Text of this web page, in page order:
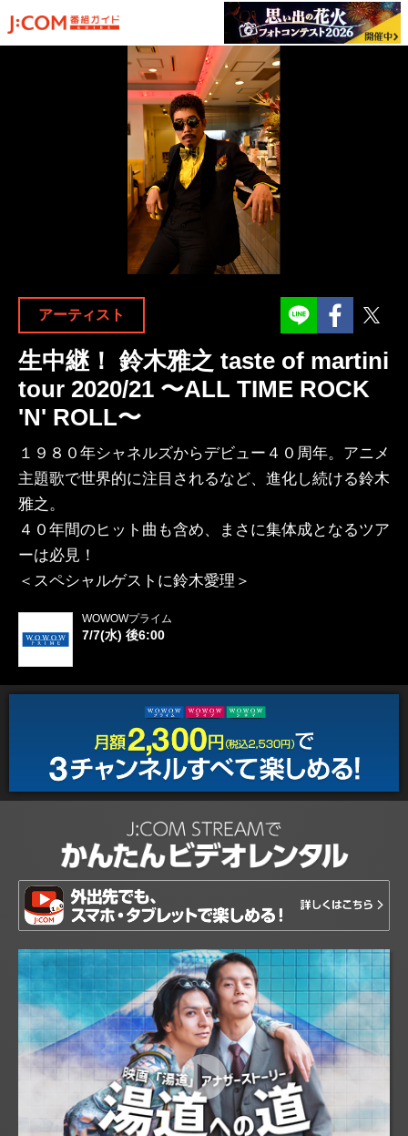
アーティスト
生中継！ 鈴木雅之 taste of martini
tour 2020/21 〜ALL TIME ROCK
'N' ROLL〜
１９８０年シャネルズからデビュー４０周年。アニメ
主題歌で世界的に注目されるなど、進化し続ける鈴木
雅之。
４０年間のヒット曲も含め、まさに集体成となるツア
ーは必見！
＜スペシャルゲストに鈴木愛理＞
WOWOWプライム
7/7(水) 後6:00